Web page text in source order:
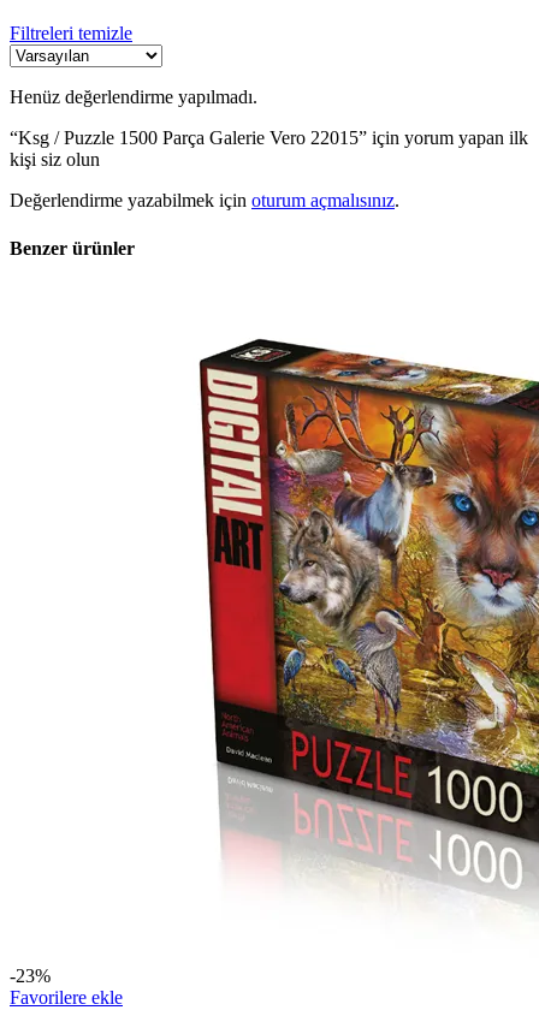
Filtreleri temizle
Henüz değerlendirme yapılmadı.
“Ksg / Puzzle 1500 Parça Galerie Vero 22015” için yorum yapan ilk
kişi siz olun
Değerlendirme yazabilmek için oturum açmalısınız.
Benzer ürünler
-23%
Favorilere ekle